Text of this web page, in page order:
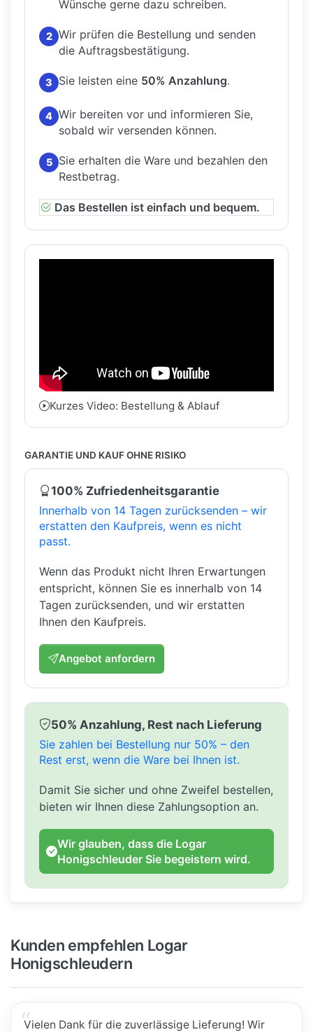
Wünsche gerne dazu schreiben.
2 Wir prüfen die Bestellung und senden
die Auftragsbestätigung.
3 Sie leisten eine 50% Anzahlung.
4 Wir bereiten vor und informieren Sie,
sobald wir versenden können.
5
Sie erhalten die Ware und bezahlen den
Restbetrag.
Das Bestellen ist einfach und bequem.
Kurzes Video: Bestellung & Ablauf
GARANTIE UND KAUF OHNE RISIKO
100% Zufriedenheitsgarantie
Innerhalb von 14 Tagen zurücksenden – wir
erstatten den Kaufpreis, wenn es nicht
passt.
Wenn das Produkt nicht Ihren Erwartungen
entspricht, können Sie es innerhalb von 14
Tagen zurücksenden, und wir erstatten
Ihnen den Kaufpreis.
Angebot anfordern
50% Anzahlung, Rest nach Lieferung
Sie zahlen bei Bestellung nur 50% – den
Rest erst, wenn die Ware bei Ihnen ist.
Damit Sie sicher und ohne Zweifel bestellen,
bieten wir Ihnen diese Zahlungsoption an.
Wir glauben, dass die Logar
Honigschleuder Sie begeistern wird.
Kunden empfehlen Logar
Honigschleudern
Vielen Dank für die zuverlässige Lieferung! Wir